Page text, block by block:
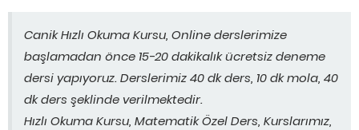
Canik Hızlı Okuma Kursu, Online derslerimize
başlamadan önce 15-20 dakikalık ücretsiz deneme
dersi yapıyoruz. Derslerimiz 40 dk ders, 10 dk mola, 40
dk ders şeklinde verilmektedir.
Hızlı Okuma Kursu, Matematik Özel Ders, Kurslarımız,